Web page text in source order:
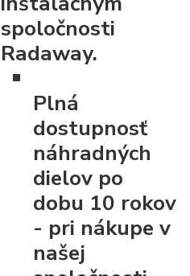
spoločnosti
Radaway.
Plná
dostupnosť
náhradných
dielov po
dobu 10 rokov
- pri nákupe v
našej